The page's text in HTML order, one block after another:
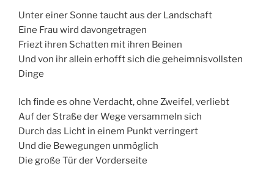
Unter einer Sonne taucht aus der Landschaft
Eine Frau wird davongetragen
Friezt ihren Schatten mit ihren Beinen
Und von ihr allein erhofft sich die geheimnisvollsten
Dinge
Ich finde es ohne Verdacht, ohne Zweifel, verliebt
Auf der Straße der Wege versammeln sich
Durch das Licht in einem Punkt verringert
Und die Bewegungen unmöglich
Die große Tür der Vorderseite